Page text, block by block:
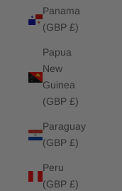
Panama
(GBP £)
Papua
New
Guinea
(GBP £)
Paraguay
(GBP £)
Peru
(GBP £)